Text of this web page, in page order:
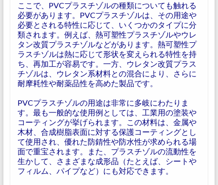
ここで、PVCプラスチゾルの種類についても触れる
必要があります。PVCプラスチゾルは、その用途や
必要とされる特性に応じて、いくつかのタイプに分
類されます。例えば、熱可塑性プラスチゾルやウレ
タン改質プラスチゾルなどがあります。熱可塑性プ
ラスチゾルは熱に応じて形状を変えられる特性を持
ち、再加工が容易です。一方、ウレタン改質プラス
チゾルは、ウレタン系材料との混合により、さらに
耐摩耗性や耐薬品性を高めた製品です。
PVCプラスチゾルの用途は非常に多岐にわたりま
す。最も一般的な使用例としては、工業用の塗装や
コーティングが挙げられます。この材料は、金属や
木材、合成樹脂表面に対する保護コーティングとし
て使用され、優れた防錆性や防水性が求められる場
面で重宝されます。また、プラスチゾルの流動性を
生かして、さまざまな成形品（たとえば、シートや
フィルム、パイプなど）にも対応できます。